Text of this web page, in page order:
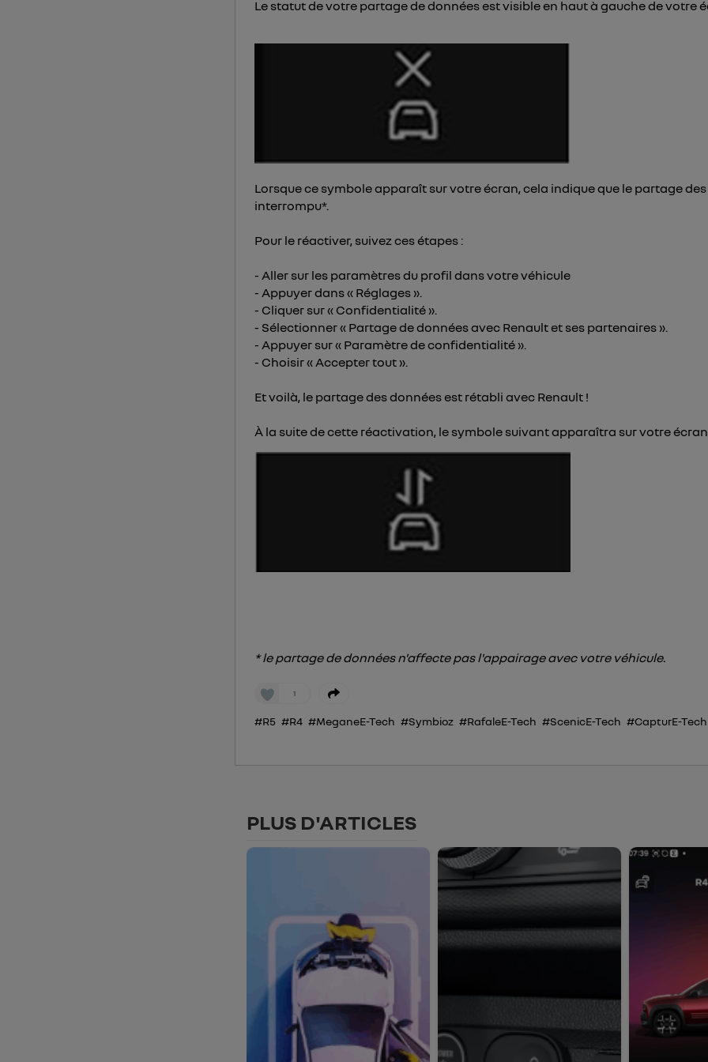
Le statut de votre partage de données est visible en haut à gauche de votre
Lorsque ce symbole apparaît sur votre écran, cela indique que le partage
interrompu*.
Pour le réactiver, suivez ces étapes :
- Aller sur les paramètres du profil dans votre véhicule
- Appuyer dans « Réglages ».
- Cliquer sur « Confidentialité ».
- Sélectionner « Partage de données avec Renault et ses partenaires ».
- Appuyer sur « Paramètre de confidentialité ».
- Choisir « Accepter tout ».
Et voilà, le partage des données est rétabli avec Renault !
À la suite de cette réactivation, le symbole suivant apparaîtra sur votre
* le partage de données n'affecte pas l'appairage avec votre véhicule.
1
#R5 #R4 #MeganeE-Tech #Symbioz #RafaleE-Tech #ScenicE-Tech #CapturE-Tech
PLUS D'ARTICLES
Vous pouvez à tout moment retirer ce consentement sur
") ou via la page « gérer Utiq » en bas de ce site.
d'informations, veuillez consulter